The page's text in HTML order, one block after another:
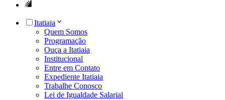
Itatiaia
Quem Somos
Programação
Ouça a Itatiaia
Institucional
Entre em Contato
Expediente Itatiaia
Trabalhe Conosco
Lei de Igualdade Salarial